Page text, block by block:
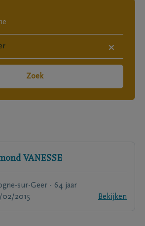
×
Zoek
VANESSE
sur-Geer - 64 jaar
02/2015
Bekijken